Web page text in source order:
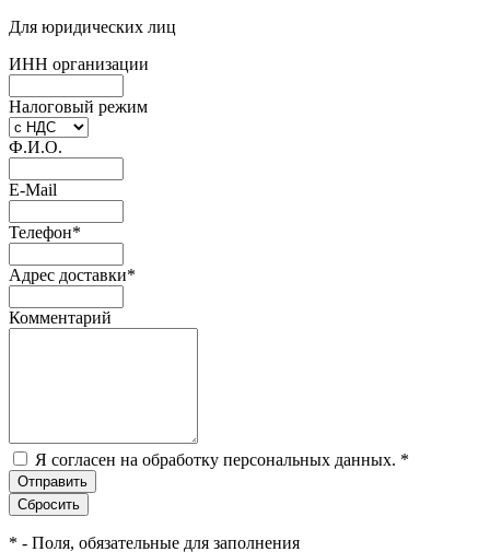
Для юридических лиц
ИНН организации
Налоговый режим
Ф.И.О.
E-Mail
Телефон*
Адрес доставки*
Комментарий
Я согласен на обработку персональных данных. *
* - Поля, обязательные для заполнения